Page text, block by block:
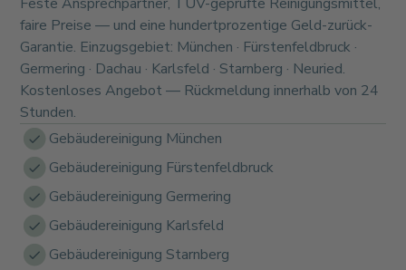
faire Preise — und eine hundertprozentige Geld-zurück-
Garantie. Einzugsgebiet: München · Fürstenfeldbruck ·
Germering · Dachau · Karlsfeld · Starnberg · Neuried.
Kostenloses Angebot — Rückmeldung innerhalb von 24
Stunden.
Gebäudereinigung München
Gebäudereinigung Fürstenfeldbruck
Gebäudereinigung Germering
Gebäudereinigung Karlsfeld
Gebäudereinigung Starnberg